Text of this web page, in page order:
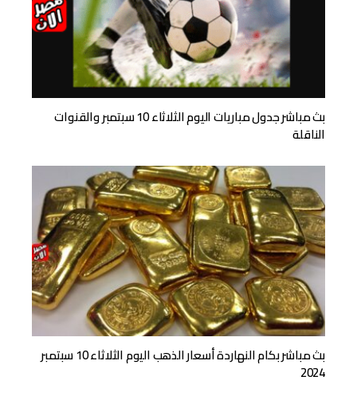
بث مباشر جدول مباريات اليوم الثلاثاء 10 سبتمبر والقنوات
الناقلة
بث مباشر بكام النهاردة أسعار الذهب اليوم الثلاثاء 10 سبتمبر
2024